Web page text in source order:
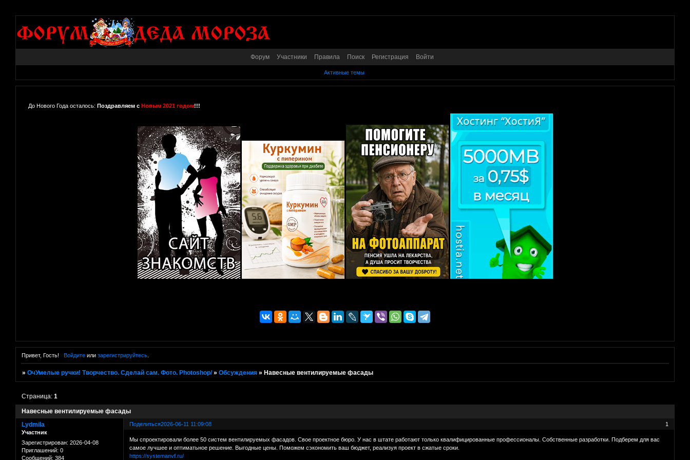
Форум Участники Правила Поиск Регистрация Войти
Активные темы
До Нового Года осталось: Поздравляем с Новым 2021 годом!!!
Привет, Гость! Войдитеили зарегистрируйтесь.
»ОчУмелые ручки! Творчество. Сделай сам. Фото. Photoshop/ »Обсуждения » Навесные вентилируемые фасады
Навесные вентилируемые фасады
Страница:1
Поделиться 1
2026-06-11 11:09:08
Lydmila
Участник
Зарегистрирован: 2026-04-08
Приглашений: 0
Сообщений: 384
Мы спроектировали более 50 систем вентилируемых фасадов. Свое проектное бюро. У нас в штате работают только квалифицированные профессионалы. Собственные разработки. Подберем для вас
самое лучшее и оптиматьное решение. Выгодные цены. Поможем сэкономить ваш бюджет, реализуя проект в сжатые сроки.
https://systemanvf.ru/